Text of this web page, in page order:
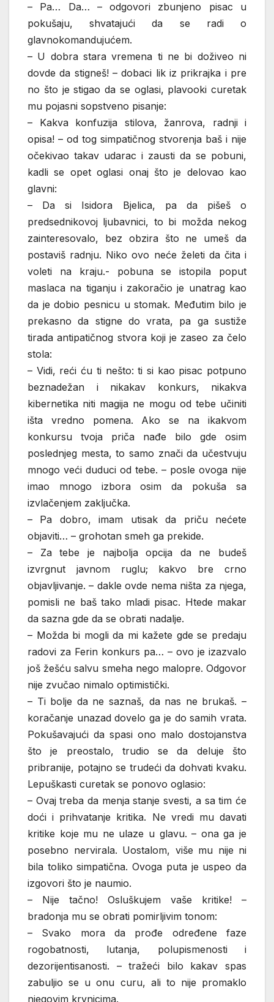
– Pa… Da… – odgovori zbunjeno pisac u
pokušaju, shvatajući da se radi o
glavnokomandujućem.
– U dobra stara vremena ti ne bi doživeo ni
dovde da stigneš! – dobaci lik iz prikrajka i pre
no što je stigao da se oglasi, plavooki curetak
mu pojasni sopstveno pisanje:
– Kakva konfuzija stilova, žanrova, radnji i
opisa! – od tog simpatičnog stvorenja baš i nije
očekivao takav udarac i zausti da se pobuni,
kadli se opet oglasi onaj što je delovao kao
glavni:
– Da si Isidora Bjelica, pa da pišeš o
predsednikovoj ljubavnici, to bi možda nekog
zainteresovalo, bez obzira što ne umeš da
postaviš radnju. Niko ovo neće želeti da čita i
voleti na kraju.- pobuna se istopila poput
maslaca na tiganju i zakoračio je unatrag kao
da je dobio pesnicu u stomak. Međutim bilo je
prekasno da stigne do vrata, pa ga sustiže
tirada antipatičnog stvora koji je zaseo za čelo
stola:
– Vidi, reći ću ti nešto: ti si kao pisac potpuno
beznadežan i nikakav konkurs, nikakva
kibernetika niti magija ne mogu od tebe učiniti
išta vredno pomena. Ako se na ikakvom
konkursu tvoja priča nađe bilo gde osim
poslednjeg mesta, to samo znači da učestvuju
mnogo veći duduci od tebe. – posle ovoga nije
imao mnogo izbora osim da pokuša sa
izvlačenjem zaključka.
– Pa dobro, imam utisak da priču nećete
objaviti… – grohotan smeh ga prekide.
– Za tebe je najbolja opcija da ne budeš
izvrgnut javnom ruglu; kakvo bre crno
objavljivanje. – dakle ovde nema ništa za njega,
pomisli ne baš tako mladi pisac. Htede makar
da sazna gde da se obrati nadalje.
– Možda bi mogli da mi kažete gde se predaju
radovi za Ferin konkurs pa… – ovo je izazvalo
još žešću salvu smeha nego malopre. Odgovor
nije zvučao nimalo optimistički.
– Ti bolje da ne saznaš, da nas ne brukaš. –
koračanje unazad dovelo ga je do samih vrata.
Pokušavajući da spasi ono malo dostojanstva
što je preostalo, trudio se da deluje što
pribranije, potajno se trudeći da dohvati kvaku.
Lepuškasti curetak se ponovo oglasio:
– Ovaj treba da menja stanje svesti, a sa tim će
doći i prihvatanje kritika. Ne vredi mu davati
kritike koje mu ne ulaze u glavu. – ona ga je
posebno nervirala. Uostalom, više mu nije ni
bila toliko simpatična. Ovoga puta je uspeo da
izgovori što je naumio.
– Nije tačno! Osluškujem vaše kritike! –
bradonja mu se obrati pomirljivim tonom:
– Svako mora da prođe određene faze
rogobatnosti, lutanja, polupismenosti i
dezorijentisanosti. – tražeći bilo kakav spas
zabuljio se u onu curu, ali to nije promaklo
njegovim krvnicima.